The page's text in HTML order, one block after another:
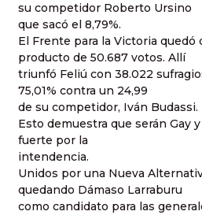
su competidor Roberto Ursino
que sacó el 8,79%.
El Frente para la Victoria quedó
producto de 50.687 votos. Allí
triunfó Feliú con 38.022
75,01% contra un 24,99
de su competidor, Iván Budassi.
Esto demuestra que serán Gay
fuerte por la
intendencia.
Unidos por una Nueva
quedando Dámaso Larraburu
como candidato para las